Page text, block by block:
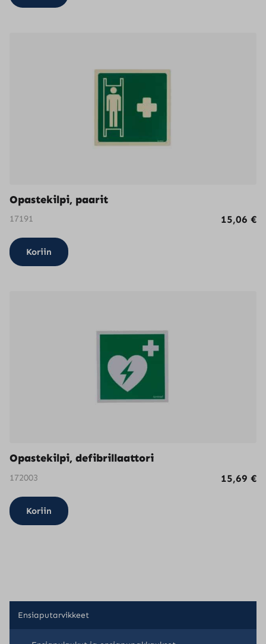
Opastekilpi, paarit
17191 15,06 €
Koriin
Opastekilpi, defibrillaattori
172003 15,69 €
Koriin
Ensiaputarvikkeet